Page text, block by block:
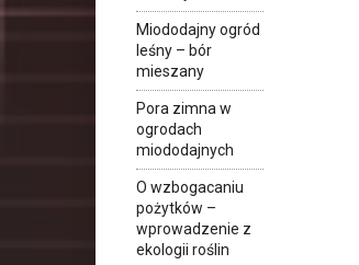
Miododajny ogród
leśny – bór
mieszany
Pora zimna w
ogrodach
miododajnych
O wzbogacaniu
pożytków –
wprowadzenie z
ekologii roślin